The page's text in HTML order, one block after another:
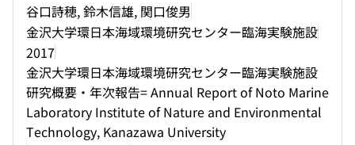
谷口詩穂, 鈴木信雄, 関口俊男
金沢大学環日本海域環境研究センター臨海実験施設
2017
金沢大学環日本海域環境研究センター臨海実験施設
研究概要・年次報告= Annual Report of Noto Marine
Laboratory Institute of Nature and Environmental
Technology, Kanazawa University